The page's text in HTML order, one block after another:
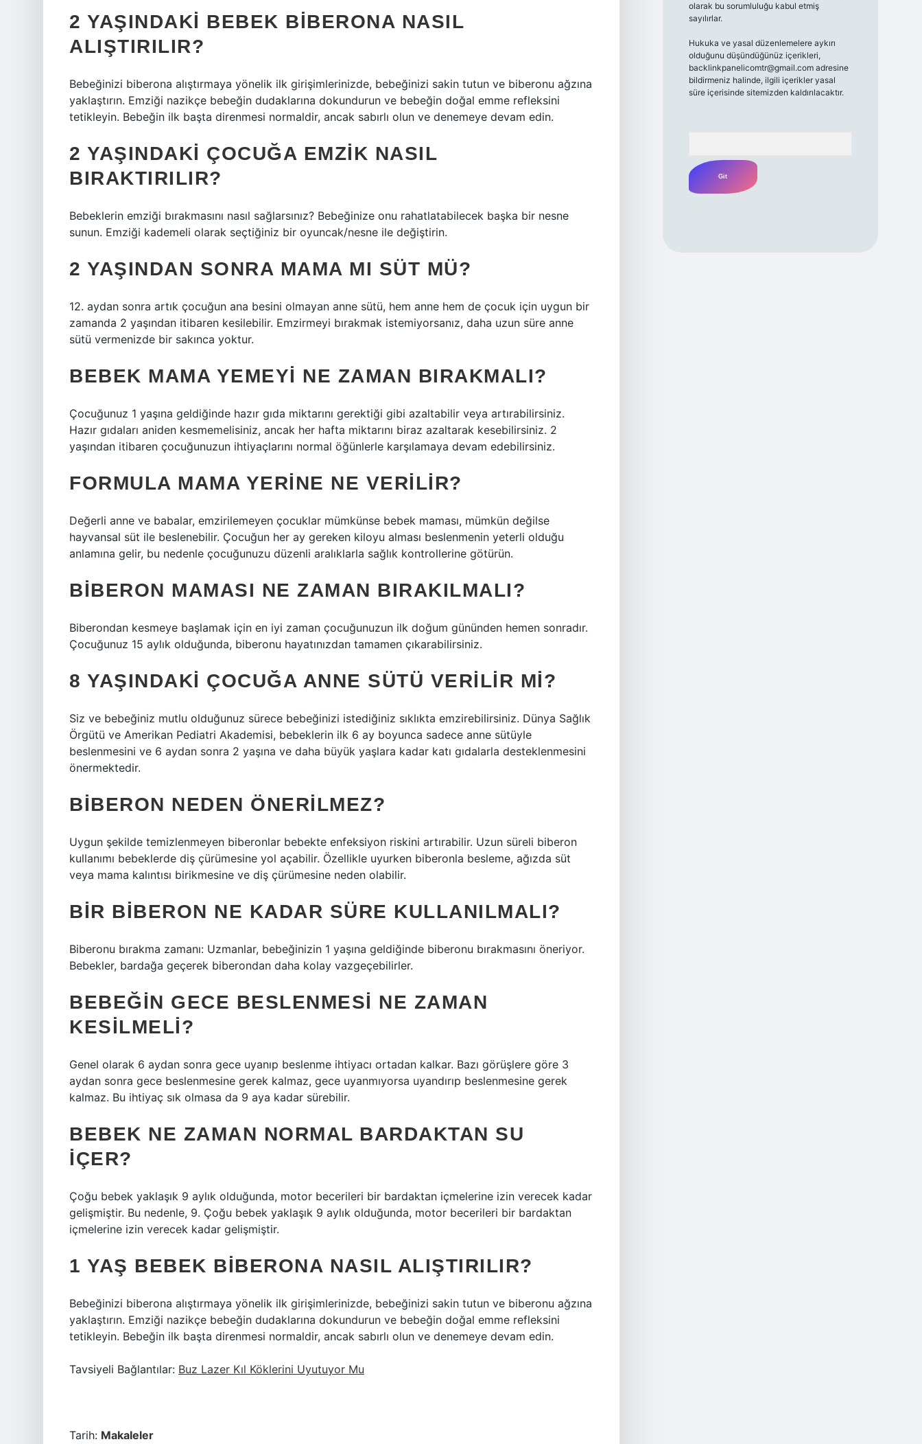
2 YAŞINDAKI BEBEK BIBERONA NASIL
ALIŞTIRILIR?
Bebeğinizi biberona alıştırmaya yönelik ilk girişimlerinizde, bebeğinizi sakin tutun ve biberonu ağzına
yaklaştırın. Emziği nazikçe bebeğin dudaklarına dokundurun ve bebeğin doğal emme refleksini
tetikleyin. Bebeğin ilk başta direnmesi normaldir, ancak sabırlı olun ve denemeye devam edin.
2 YAŞINDAKI ÇOCUĞA EMZIK NASIL
BIRAKTIRILIR?
Bebeklerin emziği bırakmasını nasıl sağlarsınız? Bebeğinize onu rahatlatabilecek başka bir nesne
sunun. Emziği kademeli olarak seçtiğiniz bir oyuncak/nesne ile değiştirin.
2 YAŞINDAN SONRA MAMA MI SÜT MÜ?
12. aydan sonra artık çocuğun ana besini olmayan anne sütü, hem anne hem de çocuk için uygun bir
zamanda 2 yaşından itibaren kesilebilir. Emzirmeyi bırakmak istemiyorsanız, daha uzun süre anne
sütü vermenizde bir sakınca yoktur.
BEBEK MAMA YEMEYI NE ZAMAN BIRAKMALI?
Çocuğunuz 1 yaşına geldiğinde hazır gıda miktarını gerektiği gibi azaltabilir veya artırabilirsiniz.
Hazır gıdaları aniden kesmemelisiniz, ancak her hafta miktarını biraz azaltarak kesebilirsiniz. 2
yaşından itibaren çocuğunuzun ihtiyaçlarını normal öğünlerle karşılamaya devam edebilirsiniz.
FORMULA MAMA YERINE NE VERILIR?
Değerli anne ve babalar, emzirilemeyen çocuklar mümkünse bebek maması, mümkün değilse
hayvansal süt ile beslenebilir. Çocuğun her ay gereken kiloyu alması beslenmenin yeterli olduğu
anlamına gelir, bu nedenle çocuğunuzu düzenli aralıklarla sağlık kontrollerine götürün.
BIBERON MAMASI NE ZAMAN BIRAKILMALI?
Biberondan kesmeye başlamak için en iyi zaman çocuğunuzun ilk doğum gününden hemen sonradır.
Çocuğunuz 15 aylık olduğunda, biberonu hayatınızdan tamamen çıkarabilirsiniz.
8 YAŞINDAKI ÇOCUĞA ANNE SÜTÜ VERILIR MI?
Siz ve bebeğiniz mutlu olduğunuz sürece bebeğinizi istediğiniz sıklıkta emzirebilirsiniz. Dünya Sağlık
Örgütü ve Amerikan Pediatri Akademisi, bebeklerin ilk 6 ay boyunca sadece anne sütüyle
beslenmesini ve 6 aydan sonra 2 yaşına ve daha büyük yaşlara kadar katı gıdalarla desteklenmesini
önermektedir.
BIBERON NEDEN ÖNERILMEZ?
Uygun şekilde temizlenmeyen biberonlar bebekte enfeksiyon riskini artırabilir. Uzun süreli biberon
kullanımı bebeklerde diş çürümesine yol açabilir. Özellikle uyurken biberonla besleme, ağızda süt
veya mama kalıntısı birikmesine ve diş çürümesine neden olabilir.
BIR BIBERON NE KADAR SÜRE KULLANILMALI?
Biberonu bırakma zamanı: Uzmanlar, bebeğinizin 1 yaşına geldiğinde biberonu bırakmasını öneriyor.
Bebekler, bardağa geçerek biberondan daha kolay vazgeçebilirler.
BEBEĞIN GECE BESLENMESI NE ZAMAN
KESILMELI?
Genel olarak 6 aydan sonra gece uyanıp beslenme ihtiyacı ortadan kalkar. Bazı görüşlere göre 3
aydan sonra gece beslenmesine gerek kalmaz, gece uyanmıyorsa uyandırıp beslenmesine gerek
kalmaz. Bu ihtiyaç sık olmasa da 9 aya kadar sürebilir.
BEBEK NE ZAMAN NORMAL BARDAKTAN SU
IÇER?
Çoğu bebek yaklaşık 9 aylık olduğunda, motor becerileri bir bardaktan içmelerine izin verecek kadar
gelişmiştir. Bu nedenle, 9. Çoğu bebek yaklaşık 9 aylık olduğunda, motor becerileri bir bardaktan
içmelerine izin verecek kadar gelişmiştir.
1 YAŞ BEBEK BIBERONA NASIL ALIŞTIRILIR?
Bebeğinizi biberona alıştırmaya yönelik ilk girişimlerinizde, bebeğinizi sakin tutun ve biberonu ağzına
yaklaştırın. Emziği nazikçe bebeğin dudaklarına dokundurun ve bebeğin doğal emme refleksini
tetikleyin. Bebeğin ilk başta direnmesi normaldir, ancak sabırlı olun ve denemeye devam edin.
Tavsiyeli Bağlantılar: Buz Lazer Kıl Köklerini Uyutuyor Mu
Tarih: Makaleler
olarak bu sorumluluğu kabul etmiş
sayılırlar.
Hukuka ve yasal düzenlemelere aykırı
olduğunu düşündüğünüz içerikleri,
backlinkpanelicomtr@gmail.comadresine
bildirmeniz halinde, ilgili içerikler yasal
süre içerisinde sitemizden kaldırılacaktır.